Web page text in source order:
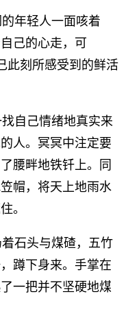
年轻人一面咳着
己的心走，可
刻所感受到的鲜活
自己情绪地真实来
人。冥冥中注定要
腰畔地铁钎上。同
帽，将天上地雨水
。
石头与煤碴，五竹
蹲下身来。手掌在
一把并不坚硬地煤